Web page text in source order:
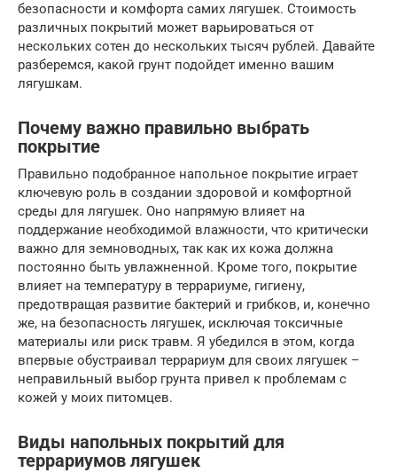
безопасности и комфорта самих лягушек. Стоимость
различных покрытий может варьироваться от
нескольких сотен до нескольких тысяч рублей. Давайте
разберемся, какой грунт подойдет именно вашим
лягушкам.
Почему важно правильно выбрать
покрытие
Правильно подобранное напольное покрытие играет
ключевую роль в создании здоровой и комфортной
среды для лягушек. Оно напрямую влияет на
поддержание необходимой влажности, что критически
важно для земноводных, так как их кожа должна
постоянно быть увлажненной. Кроме того, покрытие
влияет на температуру в террариуме, гигиену,
предотвращая развитие бактерий и грибков, и, конечно
же, на безопасность лягушек, исключая токсичные
материалы или риск травм. Я убедился в этом, когда
впервые обустраивал террариум для своих лягушек –
неправильный выбор грунта привел к проблемам с
кожей у моих питомцев.
Виды напольных покрытий для
террариумов лягушек